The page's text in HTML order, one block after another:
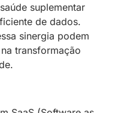
suplementar
de dados.
sinergia podem
transformação